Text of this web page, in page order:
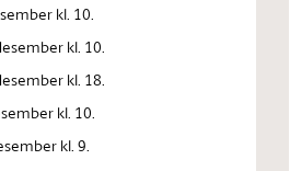
kl. 10.
kl. 10.
kl. 18.
kl. 10.
kl. 9.